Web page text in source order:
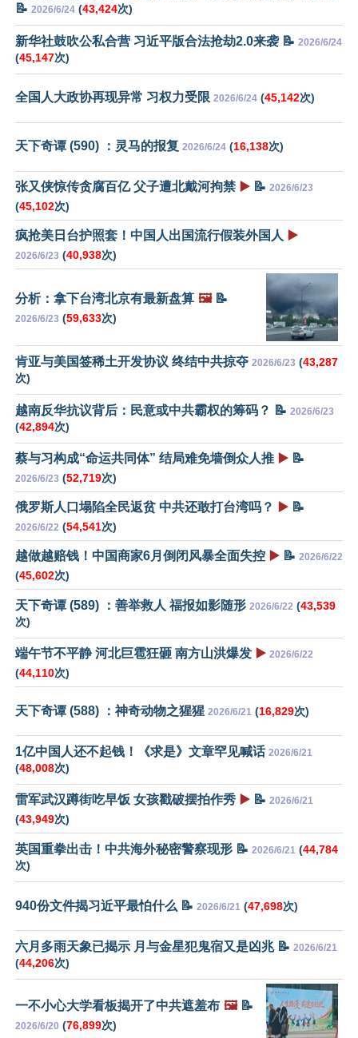
📝 2026/6/24 (43,424次)
新华社鼓吹公私合营 习近平版合法抢劫2.0来袭 📝 2026/6/24
(45,147次)
全国人大政协再现异常 习权力受限 2026/6/24 (45,142次)
天下奇谭 (590) ：灵马的报复 2026/6/24 (16,138次)
张又侠惊传贪腐百亿 父子遭北戴河拘禁 ▶️ 📝 2026/6/23
(45,102次)
疯抢美日台护照套！中国人出国流行假装外国人 ▶️
2026/6/23 (40,938次)
分析：拿下台湾北京有最新盘算 🖼️📝
2026/6/23 (59,633次)
肯亚与美国签稀土开发协议 终结中共掠夺 2026/6/23 (43,287
次)
越南反华抗议背后：民意或中共霸权的筹码？ 📝 2026/6/23
(42,894次)
蔡与习构成“命运共同体” 结局难免墙倒众人推 ▶️ 📝
2026/6/23 (52,719次)
俄罗斯人口塌陷全民返贫 中共还敢打台湾吗？ ▶️ 📝
2026/6/22 (54,541次)
越做越赔钱！中国商家6月倒闭风暴全面失控 ▶️ 📝 2026/6/22
(45,602次)
天下奇谭 (589) ：善举救人 福报如影随形 2026/6/22 (43,539
次)
端午节不平静 河北巨雹狂砸 南方山洪爆发 ▶️ 2026/6/22
(44,110次)
天下奇谭 (588) ：神奇动物之猩猩 2026/6/21 (16,829次)
1亿中国人还不起钱！《求是》文章罕见喊话 2026/6/21
(48,008次)
雷军武汉蹲街吃早饭 女孩戳破摆拍作秀 ▶️ 📝 2026/6/21
(43,949次)
英国重拳出击！中共海外秘密警察现形 📝 2026/6/21 (44,784
次)
940份文件揭习近平最怕什么 📝 2026/6/21 (47,698次)
六月多雨天象已揭示 月与金星犯鬼宿又是凶兆 📝 2026/6/21
(44,206次)
一不小心大学看板揭开了中共遮羞布 🖼️📝
2026/6/20 (76,899次)